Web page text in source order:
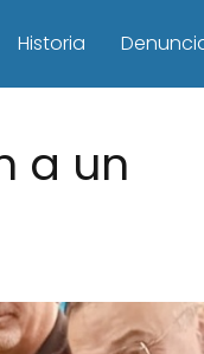
Historia
a un